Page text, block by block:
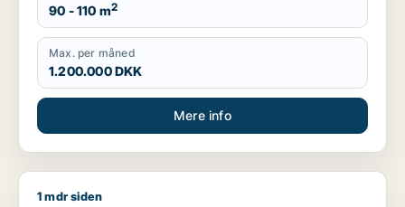
90 - 110 m2
Max. per måned
1.200.000 DKK
Mere info
Hanne søger andelsbolig i Aalborg Centrum, Aalborg SV
1 mdr siden